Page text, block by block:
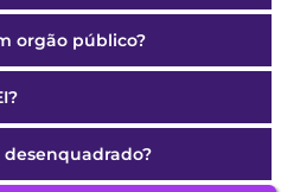
orgão público?
desenquadrado?